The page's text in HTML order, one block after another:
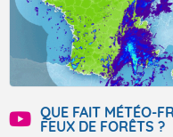
QUE FAIT MÉTÉO-
FEUX DE FORÊTS ?